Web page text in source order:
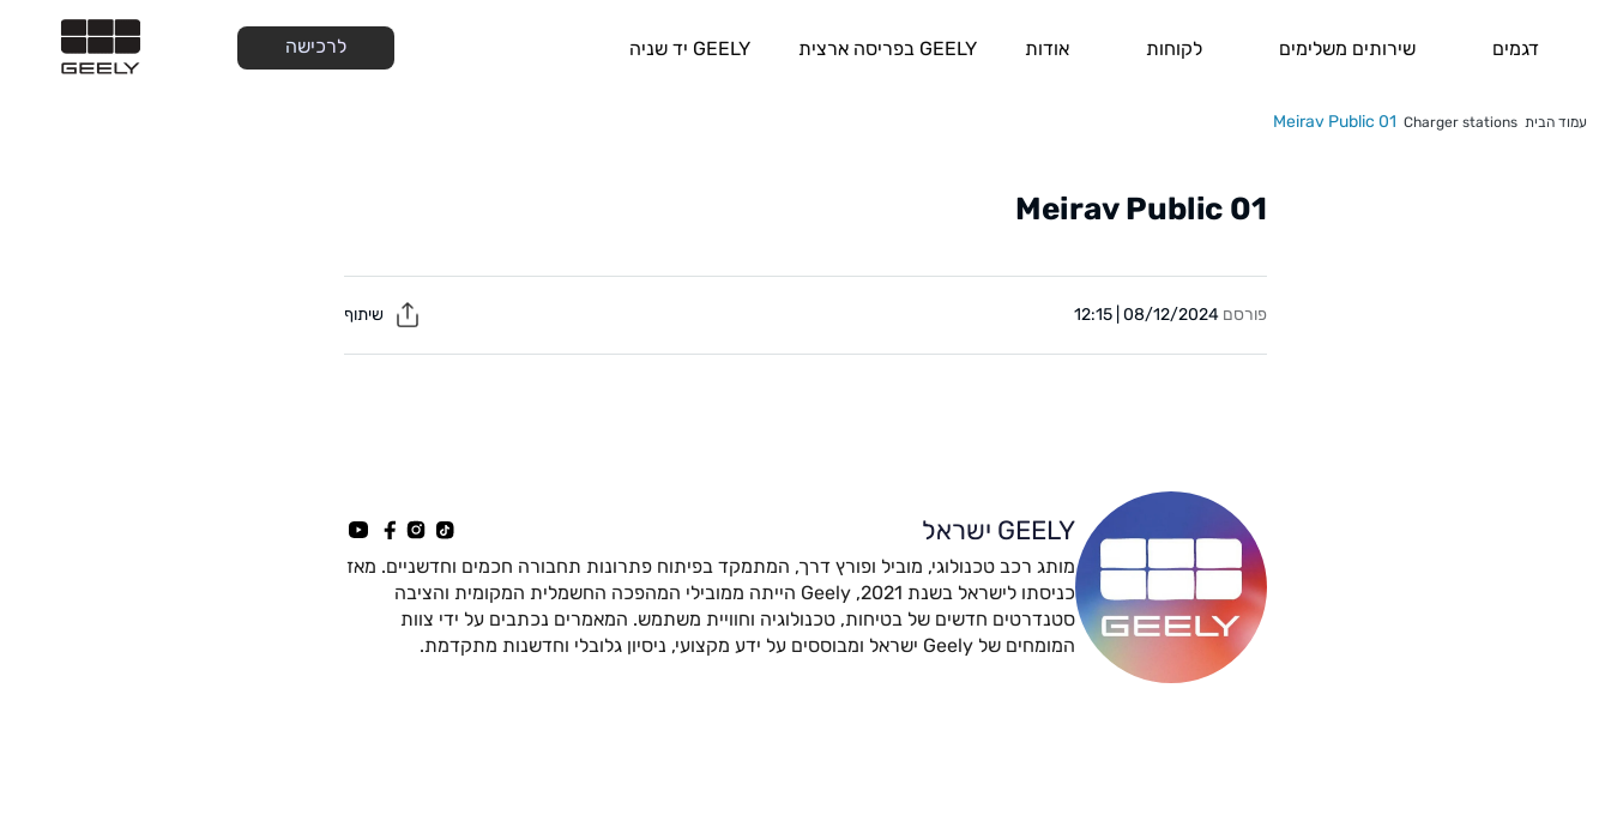
דגמים שירותים משלימים לקוחות אודות GEELY בפריסה ארצית GEELY יד שניה לרכישה
עמוד הבית Charger stations
Meirav Public 01
Meirav Public 01
פורסם 08/12/2024 | 12:15
GEELY ישראל
מותג רכב טכנולוגי, מוביל ופורץ דרך, המתמקד בפיתוח פתרונות תחבורה חכמים וחדשניים. מאז
כניסתו לישראל בשנת 2021, Geely הייתה ממובילי המהפכה החשמלית המקומית והציבה
סטנדרטים חדשים של בטיחות, טכנולוגיה וחוויית משתמש. המאמרים נכתבים על ידי צוות
המומחים של Geely ישראל ומבוססים על ידע מקצועי, ניסיון גלובלי וחדשנות מתקדמת.